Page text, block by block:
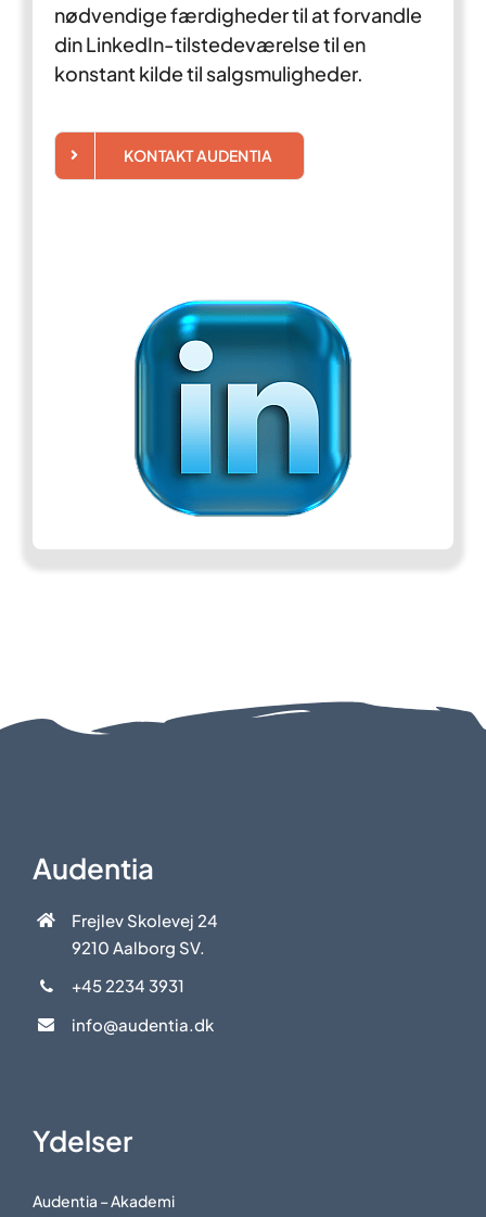
nødvendige færdigheder til at forvandle
din LinkedIn-tilstedeværelse til en
konstant kilde til salgsmuligheder.
KONTAKT AUDENTIA
Audentia
Frejlev Skolevej 24
9210 Aalborg SV.
+45 2234 3931
info@audentia.dk
Ydelser
Audentia – Akademi